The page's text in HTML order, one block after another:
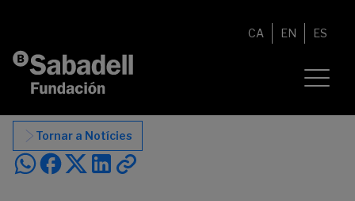
CA EN ES
Tornar a Notícies